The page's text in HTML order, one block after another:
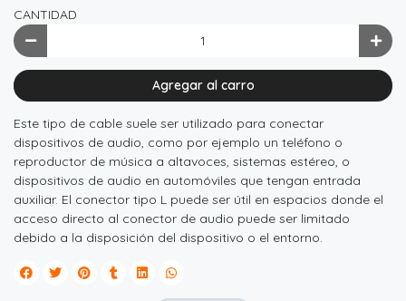
CANTIDAD
Agregar al carro
Este tipo de cable suele ser utilizado para conectar
dispositivos de audio, como por ejemplo un teléfono o
reproductor de música a altavoces, sistemas estéreo, o
dispositivos de audio en automóviles que tengan entrada
auxiliar. El conector tipo L puede ser útil en espacios donde el
acceso directo al conector de audio puede ser limitado
debido a la disposición del dispositivo o el entorno.